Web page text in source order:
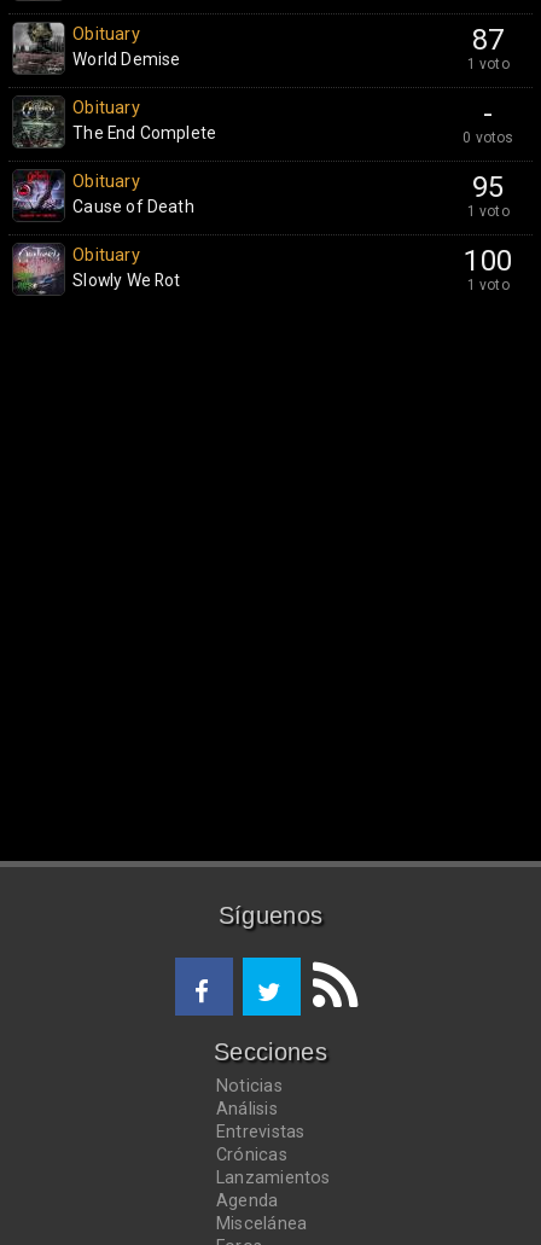
87
1 voto
Obituary
World Demise
-
0 votos
Obituary
The End Complete
95
1 voto
Obituary
Cause of Death
100
1 voto
Obituary
Slowly We Rot
Síguenos
Secciones
Noticias
Análisis
Entrevistas
Crónicas
Lanzamientos
Agenda
Miscelánea